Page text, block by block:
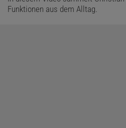
Funktionen aus dem Alltag.